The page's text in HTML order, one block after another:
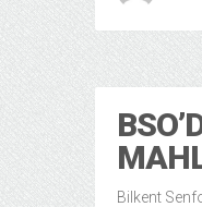
Bilkent